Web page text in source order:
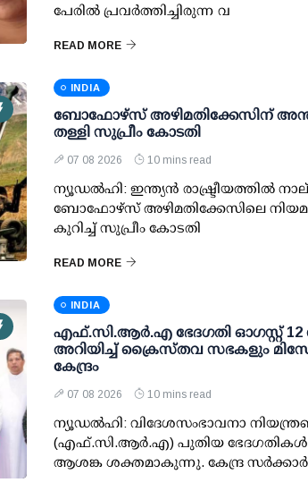
പേരില്‍ പ്രവര്‍ത്തിച്ചിരുന്ന വ
READ MORE
INDIA
ബോഫോഴ്സ് അഴിമതിക്കേസിന്
തള്ളി സുപ്രീം കോടതി
07 08 2026 10 mins read
ന്യൂഡല്‍ഹി: ഇന്ത്യന്‍ രാഷ്ട്രീയത്തില്‍
ബോഫോഴ്സ് അഴിമതിക്കേസിലെ
കുറിച്ച് സുപ്രീം കോടതി
READ MORE
INDIA
എഫ്.സി.ആര്‍.എ ഭേദഗതി ഓഗസ്റ്റ് 12
അറിയിച്ച് ക്രൈസ്തവ സഭകളും
കേന്ദ്രം
07 08 2026 10 mins read
ന്യൂഡല്‍ഹി: വിദേശസംഭാവനാ
(എഫ്.സി.ആര്‍.എ) പുതിയ
ആശങ്ക ശക്തമാകുന്നു. കേന്ദ്ര